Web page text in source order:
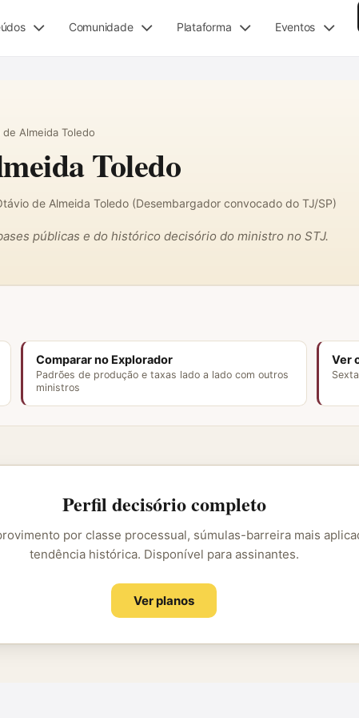
Comunidade Plataforma Eventos
de Almeida Toledo
Toledo
de Almeida Toledo (Desembargador convocado do TJ/SP)
públicas e do histórico decisório do ministro no STJ.
Comparar no Explorador
Padrões de produção e taxas lado a lado com outros
ministros
Ver
Perfil decisório completo
por classe processual, súmulas-barreira mais
tendência histórica. Disponível para assinantes.
Ver planos